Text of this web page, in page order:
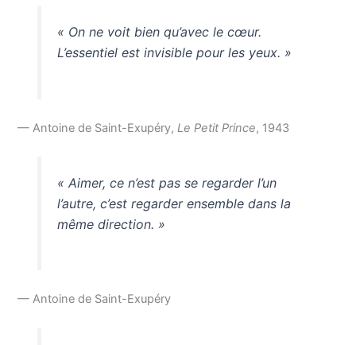
« On ne voit bien qu’avec le cœur.
L’essentiel est invisible pour les yeux. »
— Antoine de Saint-Exupéry,Le Petit Prince, 1943
« Aimer, ce n’est pas se regarder l’un
l’autre, c’est regarder ensemble dans la
même direction. »
— Antoine de Saint-Exupéry